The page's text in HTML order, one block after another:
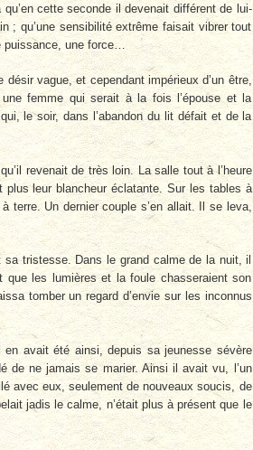
cette seconde il devenait différent de lui-
; qu’une sensibilité extrême faisait vibrer tout
puissance, une force…
vague, et cependant impérieux d’un être,
femme qui serait à la fois l’épouse et la
le soir, dans l’abandon du lit défait et de la
revenait de très loin. La salle tout à l’heure
plus leur blancheur éclatante. Sur les tables à
Un dernier couple s’en allait. Il se leva,
sa tristesse. Dans le grand calme de la nuit, il
les lumières et la foule chasseraient son
tomber un regard d’envie sur les inconnus
avait été ainsi, depuis sa jeunesse sévère
de ne jamais se marier. Ainsi il avait vu, l’un
avec eux, seulement de nouveaux soucis, de
jadis le calme, n’était plus à présent que le